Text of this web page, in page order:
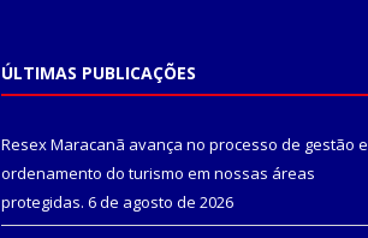
ÚLTIMAS PUBLICAÇÕES
Resex Maracanã avança no processo de gestão e
ordenamento do turismo em nossas áreas
protegidas. 6 de agosto de 2026